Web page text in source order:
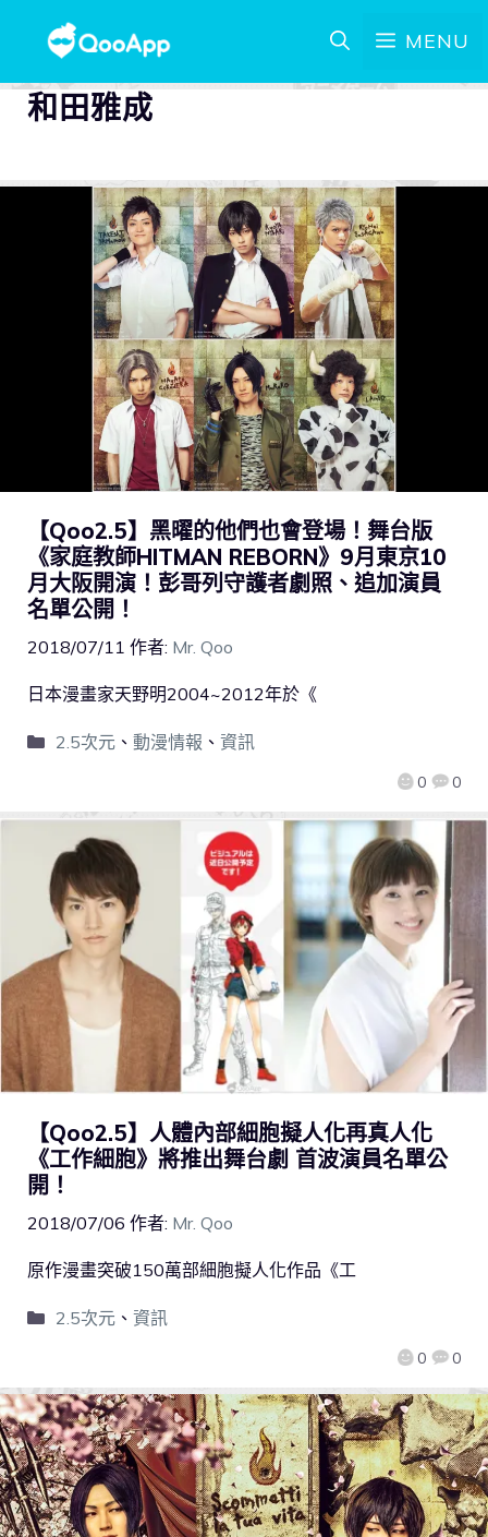
MENU
和田雅成
【Qoo2.5】黑曜的他們也會登場！舞台版
《家庭教師HITMAN REBORN》9月東京10
月大阪開演！彭哥列守護者劇照、追加演員
名單公開！
2018/07/11 作者: Mr. Qoo
0 0
日本漫畫家天野明2004~2012年於《
2.5次元、 動漫情報 、 資訊
【Qoo2.5】人體內部細胞擬人化再真人化
《工作細胞》將推出舞台劇 首波演員名單公
開！
2018/07/06 作者: Mr. Qoo
0 0
原作漫畫突破150萬部細胞擬人化作品《工
2.5次元、 資訊